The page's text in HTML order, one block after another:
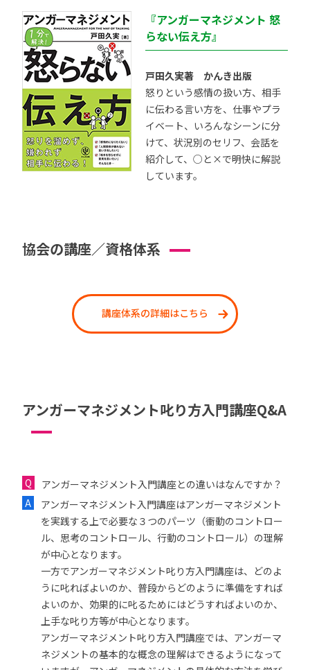
『アンガーマネジメント 怒
らない伝え方』
戸田久実著 かんき出版
怒りという感情の扱い方、相手
に伝わる言い方を、仕事やプラ
イベート、いろんなシーンに分
けて、状況別のセリフ、会話を
紹介して、○と×で明快に解説
しています。
協会の講座／資格体系
講座体系の詳細はこちら
アンガーマネジメント叱り方入門講座Q&A
アンガーマネジメント入門講座との違いはなんですか？
アンガーマネジメント入門講座はアンガーマネジメント
を実践する上で必要な３つのパーツ（衝動のコントロー
ル、思考のコントロール、行動のコントロール）の理解
が中心となります。
一方でアンガーマネジメント叱り方入門講座は、どのよ
うに叱ればよいのか、普段からどのように準備をすれば
よいのか、効果的に叱るためにはどうすればよいのか、
上手な叱り方等が中心となります。
アンガーマネジメント叱り方入門講座では、アンガーマ
ネジメントの基本的な概念の理解はできるようになって